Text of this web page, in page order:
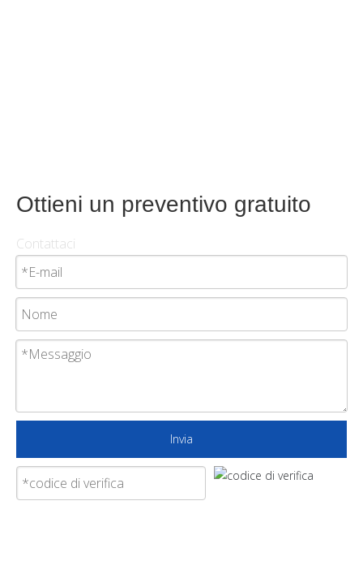
Ottieni un preventivo gratuito
Contattaci
Invia